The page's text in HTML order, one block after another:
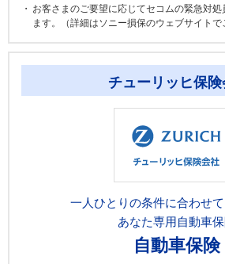
お客さまのご要望に応じてセコムの緊急対
ます。（詳細はソニー損保のウェブサイトで
チューリッヒ保険
一人ひとりの条件に合わせ
あなた専用自動車
自動車保険